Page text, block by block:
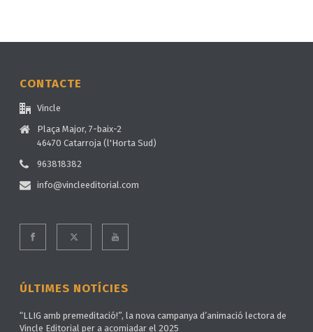
CONTACTE
Vincle
Plaça Major, 7-baix-2
46470 Catarroja (l'Horta Sud)
963818382
info@vincleeditorial.com
ÚLTIMES NOTÍCIES
“LLIG amb premeditació!”, la nova campanya d’animació lectora de
Vincle Editorial per a acomiadar el 2025